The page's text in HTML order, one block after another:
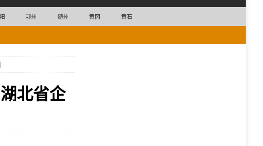
鄂州 随州 黄冈 黄石
北省企